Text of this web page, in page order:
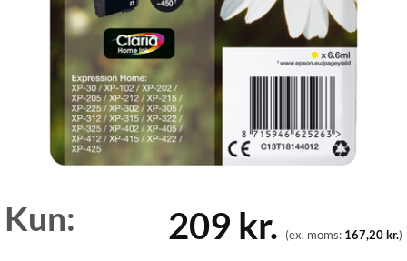
Kun: 209 kr. (ex. moms: 167,20kr.)